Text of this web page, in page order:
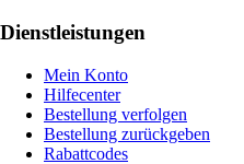
Dienstleistungen
Mein Konto
Hilfecenter
Bestellung verfolgen
Bestellung zurückgeben
Rabattcodes